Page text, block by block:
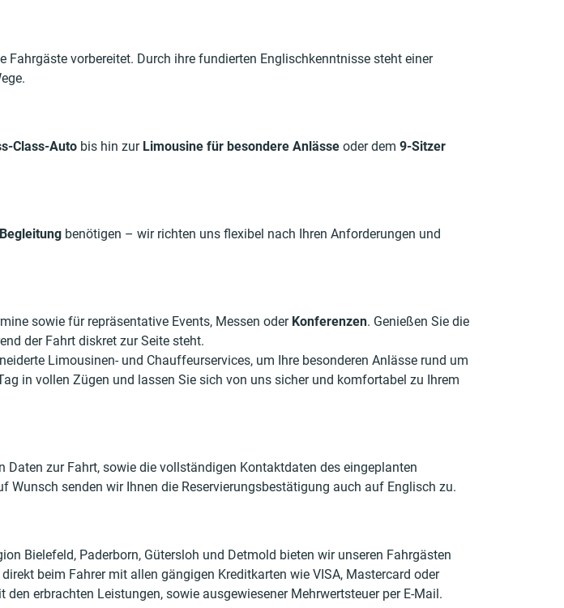
vorbereitet. Durch ihre fundierten Englischkenntnisse steht einer
Class-Auto bis hin zur Limousine für besondere Anlässe oder dem 9-Sitzer
benötigen – wir richten uns flexibel nach Ihren Anforderungen und
sowie für repräsentative Events, Messen oder Konferenzen. Genießen Sie die
der Fahrt diskret zur Seite steht.
Limousinen- und Chauffeurservices, um Ihre besonderen Anlässe rund um
in vollen Zügen und lassen Sie sich von uns sicher und komfortabel zu Ihrem
zur Fahrt, sowie die vollständigen Kontaktdaten des eingeplanten
senden wir Ihnen die Reservierungsbestätigung auch auf Englisch zu.
Bielefeld, Paderborn, Gütersloh und Detmold bieten wir unseren Fahrgästen
beim Fahrer mit allen gängigen Kreditkarten wie VISA, Mastercard oder
erbrachten Leistungen, sowie ausgewiesener Mehrwertsteuer per E-Mail.